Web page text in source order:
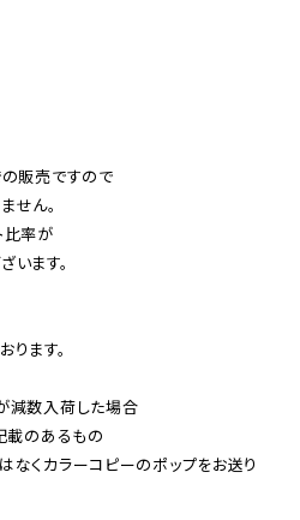
販売ですので
せん。
比率が
います。
ます。
減数入荷した場合
載のあるもの
なくカラーコピーのポップをお送り